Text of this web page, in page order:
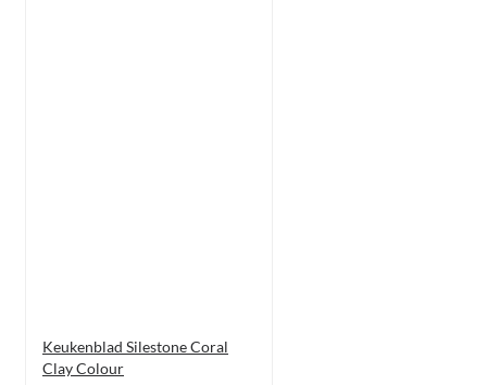
Keukenblad Silestone Coral
Clay Colour